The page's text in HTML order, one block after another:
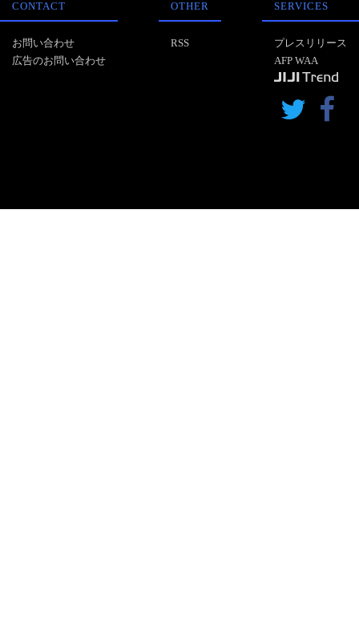
CONTACT
お問い合わせ
広告のお問い合わせ
OTHER
RSS
SERVICES
プレスリリース
AFP WAA